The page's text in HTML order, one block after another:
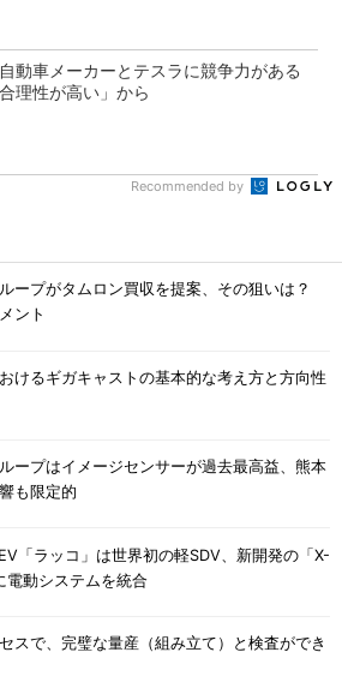
動車メーカーとテスラに競争力がある
理性が高い」から
Recommended by
ープがタムロン買収を提案、その狙いは？
ント
けるギガキャストの基本的な考え方と方向性
ープはイメージセンサーが過去最高益、熊本
も限定的
「ラッコ」は世界初の軽SDV、新開発の「X-
電動システムを統合
スで、完璧な量産（組み立て）と検査ができ